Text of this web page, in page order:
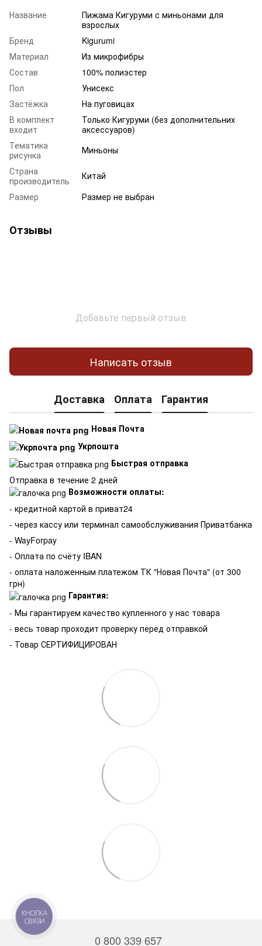
Название
Пижама Кигуруми с миньонами для
взрослых
Бренд
Kigurumi
Материал
Из микрофибры
Состав
100% полиэстер
Пол
Унисекс
Застёжка
На пуговицах
В комплект
входит
Только Кигуруми (без дополнительних
аксессуаров)
Тематика
рисунка
Миньоны
Страна
производитель
Китай
Размер
Размер не выбран
Отзывы
Добавьте первый отзыв
Написать отзыв
Доставка Оплата Гарантия
Новая Почта
Укрпошта
Быстрая отправка
Отправка в течение 2 дней
Возможности оплаты:
- кредитной картой в приват24
- через кассу или терминал самообслуживания Приватбанка
- WayForpay
- Оплата по счёту IBAN
- оплата наложенным платежом ТК "Новая Почта" (от 300
грн)
Гарантия:
- Мы гарантируем качество купленного у нас товара
- весь товар проходит проверку перед отправкой
- Товар СЕРТИФИЦИРОВАН
0 800 339 657
КНОПКА
СВЯЗИ